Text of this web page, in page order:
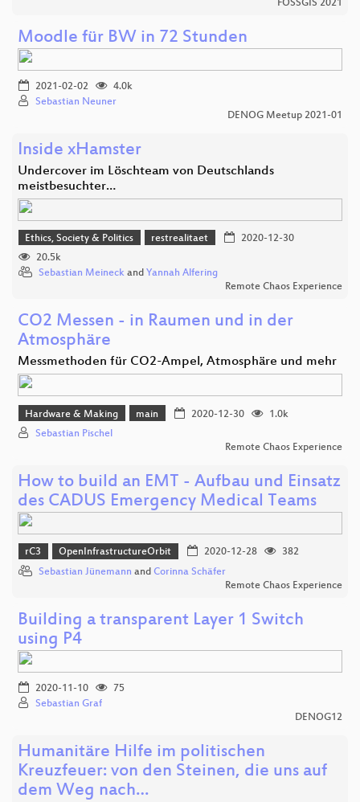
FOSSGIS 2021
Moodle für BW in 72 Stunden
2021-02-02
4.0k
Sebastian Neuner
DENOG Meetup 2021-01
Inside xHamster
Undercover im Löschteam von Deutschlands
meistbesuchter…
Ethics, Society & Politics restrealitaet
2020-12-30
20.5k
Sebastian Meineck and Yannah Alfering
Remote Chaos Experience
CO2 Messen - in Raumen und in der
Atmosphäre
Messmethoden für CO2-Ampel, Atmosphäre und mehr
Hardware & Making main 2020-12-30
1.0k
Sebastian Pischel
Remote Chaos Experience
How to build an EMT - Aufbau und Einsatz
des CADUS Emergency Medical Teams
rC3 OpenInfrastructureOrbit 2020-12-28
382
Sebastian Jünemann and Corinna Schäfer
Remote Chaos Experience
Building a transparent Layer 1 Switch
using P4
2020-11-10
75
Sebastian Graf
DENOG12
Humanitäre Hilfe im politischen
Kreuzfeuer: von den Steinen, die uns auf
dem Weg nach…